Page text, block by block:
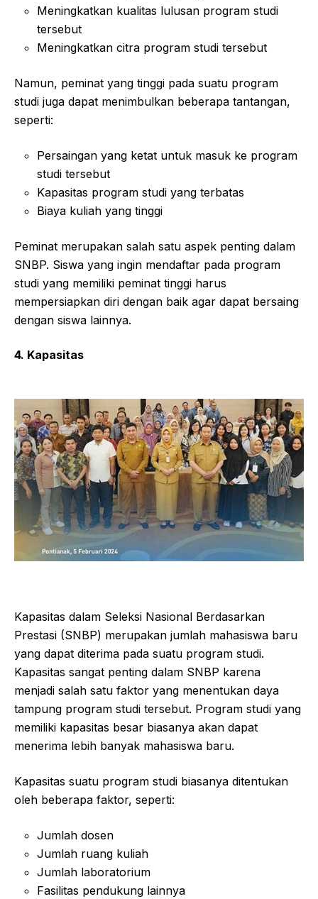
Meningkatkan kualitas lulusan program studi
tersebut
Meningkatkan citra program studi tersebut
Namun, peminat yang tinggi pada suatu program
studi juga dapat menimbulkan beberapa tantangan,
seperti:
Persaingan yang ketat untuk masuk ke program
studi tersebut
Kapasitas program studi yang terbatas
Biaya kuliah yang tinggi
Peminat merupakan salah satu aspek penting dalam
SNBP. Siswa yang ingin mendaftar pada program
studi yang memiliki peminat tinggi harus
mempersiapkan diri dengan baik agar dapat bersaing
dengan siswa lainnya.
4. Kapasitas
Kapasitas dalam Seleksi Nasional Berdasarkan
Prestasi (SNBP) merupakan jumlah mahasiswa baru
yang dapat diterima pada suatu program studi.
Kapasitas sangat penting dalam SNBP karena
menjadi salah satu faktor yang menentukan daya
tampung program studi tersebut. Program studi yang
memiliki kapasitas besar biasanya akan dapat
menerima lebih banyak mahasiswa baru.
Kapasitas suatu program studi biasanya ditentukan
oleh beberapa faktor, seperti:
Jumlah dosen
Jumlah ruang kuliah
Jumlah laboratorium
Fasilitas pendukung lainnya